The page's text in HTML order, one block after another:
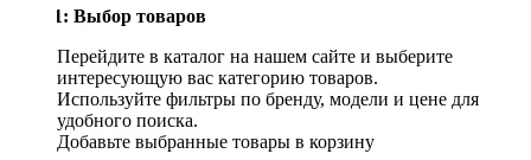
Шаг 1: Выбор товаров
Перейдите в каталог на нашем сайте и выберите
интересующую вас категорию товаров.
Используйте фильтры по бренду, модели и цене для
удобного поиска.
Добавьте выбранные товары в корзину